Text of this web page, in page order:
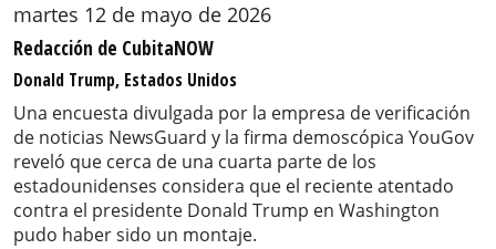
martes 12 de mayo de 2026
Redacción de CubitaNOW
Donald Trump, Estados Unidos
Una encuesta divulgada por la empresa de verificación
de noticias NewsGuard y la firma demoscópica YouGov
reveló que cerca de una cuarta parte de los
estadounidenses considera que el reciente atentado
contra el presidente Donald Trump en Washington
pudo haber sido un montaje.